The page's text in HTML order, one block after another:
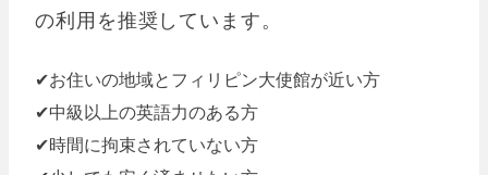
の利用を推奨しています。
✔︎お住いの地域とフィリピン大使館が近い方
✔︎中級以上の英語力のある方
✔︎時間に拘束されていない方